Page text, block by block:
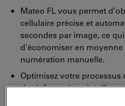
Mateo FL vous permet
cellulaire précise et
secondes par image, ce
d'économiser en moyenne
numération manuelle.
Optimisez votre processus
des informations